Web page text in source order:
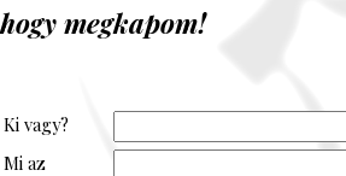
hogy megkapom!
Ki vagy?
Mi az